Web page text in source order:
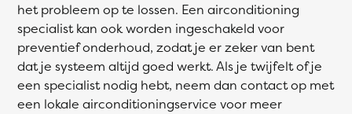
het probleem op te lossen. Een airconditioning
specialist kan ook worden ingeschakeld voor
preventief onderhoud, zodat je er zeker van bent
dat je systeem altijd goed werkt. Als je twijfelt of je
een specialist nodig hebt, neem dan contact op met
een lokale airconditioningservice voor meer